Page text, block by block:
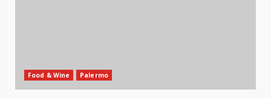
Food & Wine Palermo